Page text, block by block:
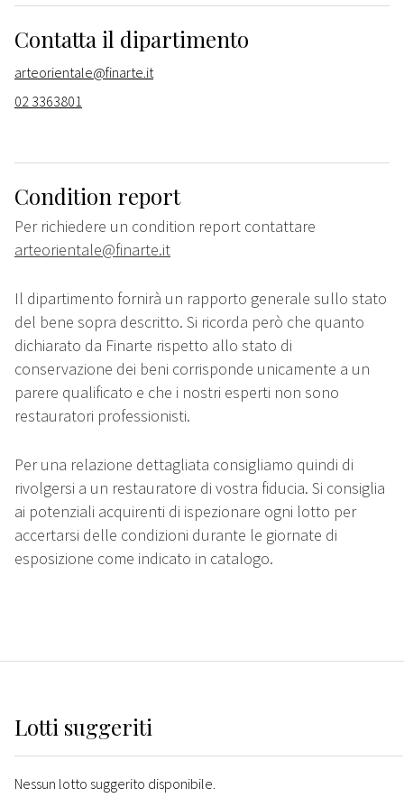
Contatta il dipartimento
arteorientale@finarte.it
02 3363801
Condition report
Per richiedere un condition report contattare
arteorientale@finarte.it
Il dipartimento fornirà un rapporto generale sullo stato
del bene sopra descritto. Si ricorda però che quanto
dichiarato da Finarte rispetto allo stato di
conservazione dei beni corrisponde unicamente a un
parere qualificato e che i nostri esperti non sono
restauratori professionisti.
Per una relazione dettagliata consigliamo quindi di
rivolgersi a un restauratore di vostra fiducia. Si consiglia
ai potenziali acquirenti di ispezionare ogni lotto per
accertarsi delle condizioni durante le giornate di
esposizione come indicato in catalogo.
Lotti suggeriti
Nessun lotto suggerito disponibile.